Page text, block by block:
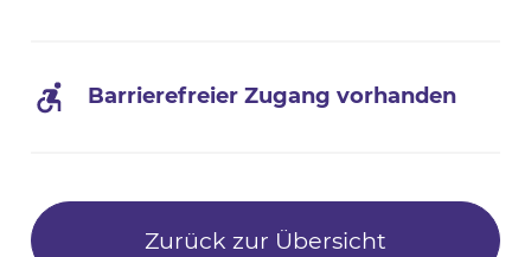
Barrierefreier Zugang vorhanden
Zurück zur Übersicht